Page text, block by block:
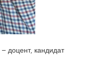
– доцент, кандидат